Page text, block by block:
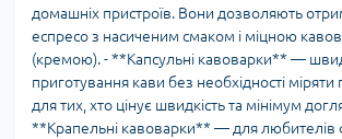
домашніх пристроїв. Вони дозволяють
еспресо з насиченим смаком і міцною
(кремою). - **Капсульні кавоварки** —
приготування кави без необхідності міряти
для тих, хто цінує швидкість та мінімум
**Крапельні кавоварки** — для любителів